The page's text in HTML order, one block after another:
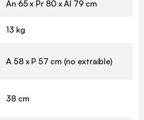
An 65 x Pr 80 x Al 79 cm
13 kg
A 58 x P 57 cm (no extraíble)
38 cm